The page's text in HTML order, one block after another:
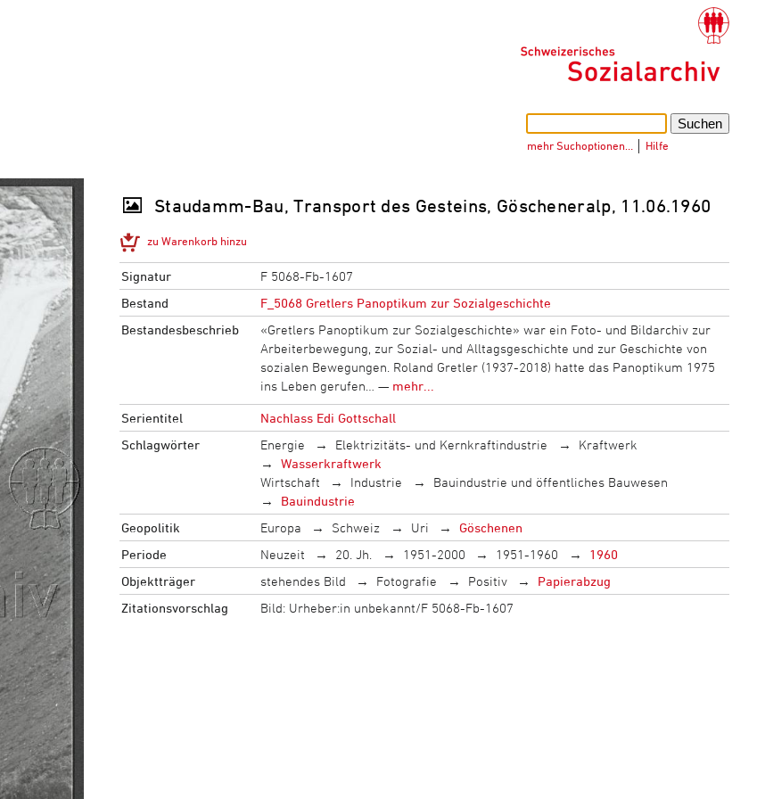
mehr Suchoptionen… Hilfe
Staudamm-Bau, Transport des Gesteins, Göscheneralp, 11.06.1960
zu Warenkorb hinzu
Signatur
F 5068-Fb-1607
Bestand
F_5068 Gretlers Panoptikum zur Sozialgeschichte
Bestandesbeschrieb
«Gretlers Panoptikum zur Sozialgeschichte» war ein Foto- und Bildarchiv zur
Arbeiterbewegung, zur Sozial- und Alltagsgeschichte und zur Geschichte von
sozialen Bewegungen. Roland Gretler (1937-2018) hatte das Panoptikum 1975
ins Leben gerufen… — mehr...
Serientitel
Nachlass Edi Gottschall
Schlagwörter
Energie Elektrizitäts- und Kernkraftindustrie
Kraftwerk
Wasserkraftwerk
Wirtschaft
Industrie
Bauindustrie und öffentliches Bauwesen
Bauindustrie
Geopolitik
Europa Schweiz Uri
Göschenen
Periode
Neuzeit 20. Jh. 1951-2000 1951-1960
1960
Objektträger
stehendes Bild Fotografie Positiv
Papierabzug
Zitationsvorschlag
Bild: Urheber:in unbekannt/F 5068-Fb-1607